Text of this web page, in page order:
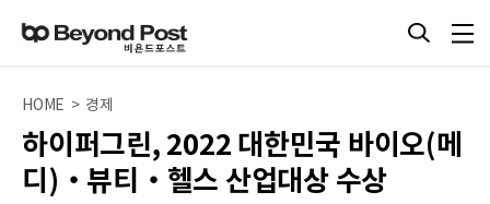
HOME > 경제
하이퍼그린, 2022 대한민국 바이오(메
디)‧뷰티‧헬스 산업대상 수상